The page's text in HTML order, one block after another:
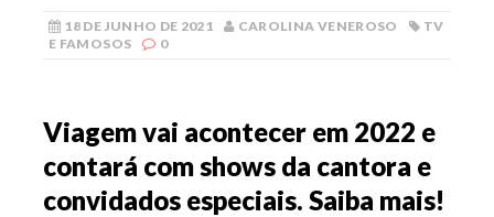
18 DE JUNHO DE 2021 CAROLINA VENEROSO
TV
E FAMOSOS
0
Viagem vai acontecer em 2022 e
contará com shows da cantora e
convidados especiais. Saiba mais!